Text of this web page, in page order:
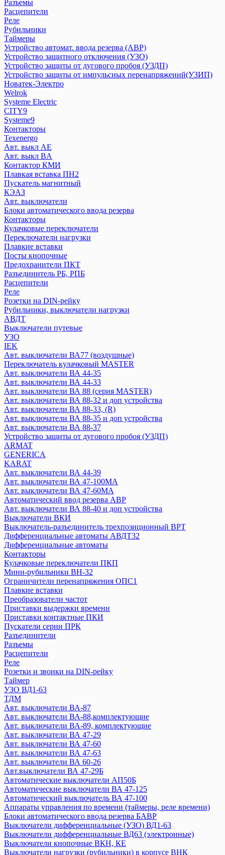
Дифференциальный автомат АД
Контакторы
Ограничитель импульсных напряжений ОПВ
Переключатели
Плавкие вставки ПВЦ,ППН
Приставка контактная
Пускатели КМЭ
Разъемы
Расцепители
Реле
Рубильники
Таймеры
Устройство автомат. ввода резерва (АВР)
Устройство защитного отключения (УЗО)
Устройство защиты от дугового пробоя (УЗДП)
Устройство защиты от импульсных перенапряжений(УЗИП)
Новатек-Электро
Welrok
Systeme Electric
CITY9
Systeme9
Контакторы
Texenergo
Реле времени
Авт. выкл AE
Авт. выкл BA
Контактор КМИ
Плавкая вставка ПН2
Пускатель магнитный
КЭАЗ
Выключатель нагрузки
Авт. выключатели
Блоки автоматического ввода резерва
Контакторы
Кулачковые переключатели
Переключатели нагрузки
Плавкие вставки
Посты кнопочные
Предохранители ПКТ
Разъединитель РБ, РПБ
Расцепители
Реле
Розетки на DIN-рейку
Рубильники, выключатели нагрузки
АВДТ
Выключатели путевые
УЗО
IEK
Авт. выключатели ВА77 (воздушные)
Переключатель кулачковый MASTER
Авт. выключатели ВА 44-35
Авт. выключатели ВА 44-33
Авт. выключатели ВА 88 (серия MASTER)
Авт. выключатели ВА 88-32 и доп устройства
Авт. выключатели ВА 88-33, (R)
Авт. выключатели ВА 88-35 и доп устройства
Авт. выключатели ВА 88-37
Устройство защиты от дугового пробоя (УЗДП)
ARMAT
GENERICA
KARAT
Авт. выключатели ВА 44-39
Авт. выключатели ВА 47-100MA
Авт. выключатели ВА 47-60MA
Автоматический ввод резерва АВР
Авт. выключатели ВА 88-40 и доп устройства
Выключатели ВКИ
Выключатель-разъединитель трехпозиционный ВРТ
Дифференциальные автоматы АВДТ32
Дифференциальные автоматы
Контакторы
Кулачковые переключатели ПКП
Мини-рубильники ВН-32
Разъемы
Расцепители
Реле
Рубильники
Таймеры
Устройство автомат. ввода резерва (АВР)
Устройство защитного отключения (УЗО)
Устройство защиты от дугового пробоя (УЗДП)
Устройство защиты от импульсных перенапряжений(УЗИП)
Новатек-Электро
Welrok
Systeme Electric
CITY9
Systeme9
Контакторы
Texenergo
Авт. выкл AE
Авт. выкл BA
Контактор КМИ
Плавкая вставка ПН2
Пускатель магнитный
КЭАЗ
Авт. выключатели
Блоки автоматического ввода резерва
Контакторы
Кулачковые переключатели
Переключатели нагрузки
Плавкие вставки
Посты кнопочные
Предохранители ПКТ
Разъединитель РБ, РПБ
Расцепители
Реле
Розетки на DIN-рейку
Рубильники, выключатели нагрузки
АВДТ
Выключатели путевые
УЗО
IEK
Авт. выключатели ВА77 (воздушные)
Переключатель кулачковый MASTER
Авт. выключатели ВА 44-35
Авт. выключатели ВА 44-33
Авт. выключатели ВА 88 (серия MASTER)
Авт. выключатели ВА 88-32 и доп устройства
Авт. выключатели ВА 88-33, (R)
Авт. выключатели ВА 88-35 и доп устройства
Авт. выключатели ВА 88-37
Устройство защиты от дугового пробоя (УЗДП)
ARMAT
GENERICA
KARAT
Авт. выключатели ВА 44-39
Авт. выключатели ВА 47-100MA
Авт. выключатели ВА 47-60MA
Автоматический ввод резерва АВР
Авт. выключатели ВА 88-40 и доп устройства
Выключатели ВКИ
Выключатель-разъединитель трехпозиционный ВРТ
Дифференциальные автоматы АВДТ32
Дифференциальные автоматы
Контакторы
Кулачковые переключатели ПКП
Мини-рубильники ВН-32
Ограничители перенапряжения ОПС1
Плавкие вставки
Преобразователи частот
Приставки выдержки времени
Приставки контактные ПКИ
Пускатели серии ПРК
Разъединители
Разъемы
Расцепители
Реле
Розетки и звонки на DIN-рейку
Таймер
УЗО ВД1-63
ТДМ
Авт. выключатели ВА-87
Авт. выключатели ВА-88,комплектующие
Авт. выключатели ВА-89, комплектующие
Авт. выключатели ВА 47-29
Авт. выключатели ВА 47-60
Авт. выключатели ВА 47-63
Авт. выключатели ВА 60-26
Авт.выключатели ВА 47-29Б
Автоматические выключатели АП50Б
Автоматические выключатели ВА 47-125
Автоматический выключатель ВА 47-100
Аппараты управления по времени (таймеры, реле времени)
Блоки автоматического ввода резерва БАВР
Выключатели дифференциальные (УЗО) ВД1-63
Выключатели дифференциальные ВД63 (электронные)
Выключатели кнопочные ВКН, КЕ
Выключатели нагрузки (рубильники) в корпусе ВНК